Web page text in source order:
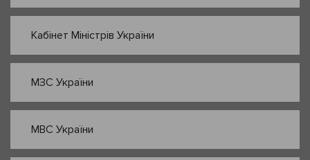
Кабінет Міністрів України
МЗС України
МВС України